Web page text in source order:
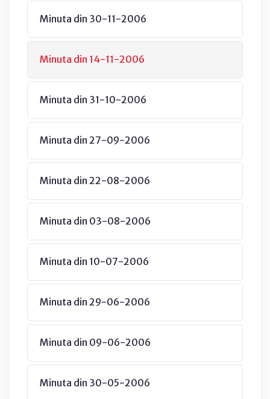
Minuta din 30-11-2006
Minuta din 14-11-2006
Minuta din 31-10-2006
Minuta din 27-09-2006
Minuta din 22-08-2006
Minuta din 03-08-2006
Minuta din 10-07-2006
Minuta din 29-06-2006
Minuta din 09-06-2006
Minuta din 30-05-2006